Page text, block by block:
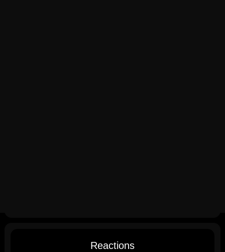
Reactions